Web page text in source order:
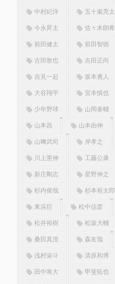
中村紀洋 五十嵐亮太
今永昇太 佐々木朗希
前田健太 前田智徳
古田敦也 吉田正尚
吉見一起 坂本勇人
大谷翔平 宮本慎也
少年野球 山岡泰輔
山本昌 山本由伸
山﨑武司 岸孝之
川上憲伸 工藤公康
新庄剛志 星野伸之
杉内俊哉 杉本裕太郎
東浜巨 松中信彦
松井裕樹 松坂大輔
桑田真澄 森友哉
浅村栄斗 清原和博
田中将大 甲斐拓也